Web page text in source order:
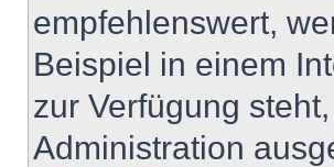
empfehlenswert,
Beispiel in einem
zur Verfügung
Administration